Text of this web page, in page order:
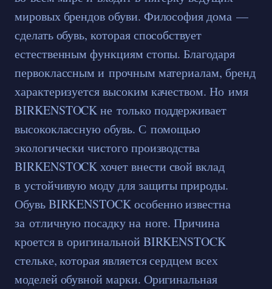
мировых брендов обуви. Философия дома —
сделать обувь, которая способствует
естественным функциям стопы. Благодаря
первоклассным и прочным материалам, бренд
характеризуется высоким качеством. Но имя
BIRKENSTOCK не только поддерживает
высококлассную обувь. С помощью
экологически чистого производства
BIRKENSTOCK хочет внести свой вклад
в устойчивую моду для защиты природы.
Обувь BIRKENSTOCK особенно известна
за отличную посадку на ноге. Причина
кроется в оригинальной BIRKENSTOCK
стельке, которая является сердцем всех
моделей обувной марки. Оригинальная